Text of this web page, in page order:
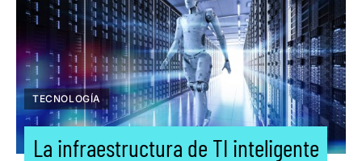
TECNOLOGÍA
La infraestructura de TI inteligente